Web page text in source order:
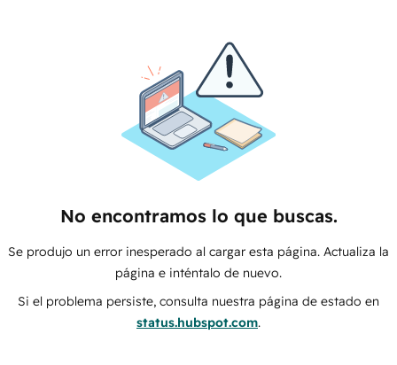
No encontramos lo que buscas.
Se produjo un error inesperado al cargar esta página. Actualiza la
página e inténtalo de nuevo.
Si el problema persiste, consulta nuestra página de estado en
status.hubspot.com.